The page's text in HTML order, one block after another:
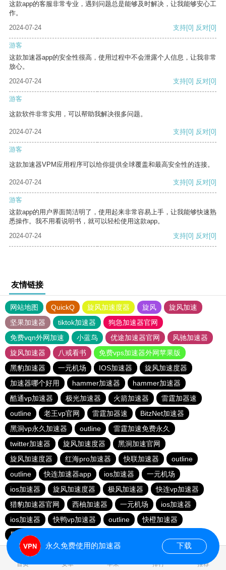
这款app的客服非常专业，遇到问题总是能够及时解决，让我能够安心工
作。
2024-07-24
支持[0] 反对[0]
游客
这款加速器app的安全性很高，使用过程中不会泄露个人信息，让我非常
放心。
2024-07-24
支持[0] 反对[0]
游客
这款软件非常实用，可以帮助我解决很多问题。
2024-07-24 支持[0] 反对[0]
游客
这款加速器VPM应用程序可以给你提供全球覆盖和最高安全性的连接。
2024-07-24 支持[0] 反对[0]
游客
这款app的用户界面简洁明了，使用起来非常容易上手，让我能够快速熟
悉操作。我不用看说明书，就可以轻松使用这款app。
2024-07-24
支持[0] 反对[0]
友情链接
网站地图 QuickQ 旋风加速度器 旋风
旋风加速
坚果加速器
tiktok加速器
狗急加速器官网
免费vqn外网加速
小蓝鸟 优途加速器官网
风驰加速器
旋风加速器
八戒看书
免费vps加速器外网苹果版
黑豹加速器
一元机场 IOS加速器
旋风加速度器
加速器哪个好用
hammer加速器
hammer加速器
酷通vp加速器
极光加速器 火箭加速器
雷霆加器速
outline
老王vp官网 雷霆加器速
BitzNet加速器
黑洞vp永久加速器
outline
雷霆加速免费永久
twitter加速器
旋风加速度器
黑洞加速官网
旋风加速度器
红海pro加速器 快联加速器
outline
outline
快连加速器app ios加速器
一元机场
ios加速器
旋风加速度器 极风加速器
快连vp加速器
猎豹加速器官网
西柚加速器 一元机场
ios加速器
ios加速器
快鸭vp加速器 outline
快橙加速器
黑洞vqn加速
首页 安卓 苹果 排行 推荐
永久免费使用的加速器 下载
0.039415s